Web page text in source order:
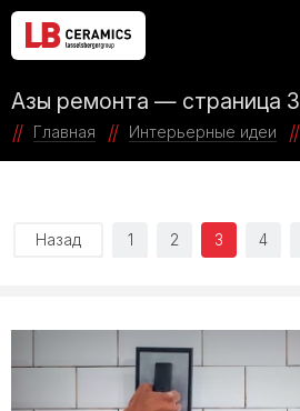
Азы ремонта — страница 3
Главная Интерьерные идеи
Назад 1 2 3 4